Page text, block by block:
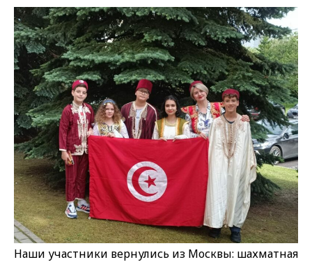
Наши участники вернулись из Москвы: шахматная